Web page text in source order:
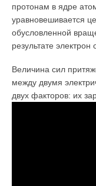
протонам в ядре
уравновешивается
обусловленной
результате
Величина сил
между двумя
двух факторов: их